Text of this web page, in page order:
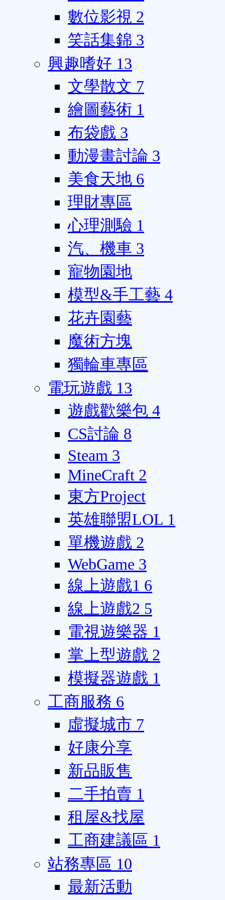
數位影視 2
笑話集錦 3
興趣嗜好 13
文學散文 7
繪圖藝術 1
布袋戲 3
動漫畫討論 3
美食天地 6
理財專區
心理測驗 1
汽、機車 3
寵物園地
模型&手工藝 4
花卉園藝
魔術方塊
獨輪車專區
電玩遊戲 13
遊戲歡樂包 4
CS討論 8
Steam 3
MineCraft 2
東方Project
英雄聯盟LOL 1
單機遊戲 2
WebGame 3
線上遊戲1 6
線上遊戲2 5
電視遊樂器 1
掌上型遊戲 2
模擬器遊戲 1
工商服務 6
虛擬城市 7
好康分享
新品販售
二手拍賣 1
租屋&找屋
工商建議區 1
站務專區 10
最新活動